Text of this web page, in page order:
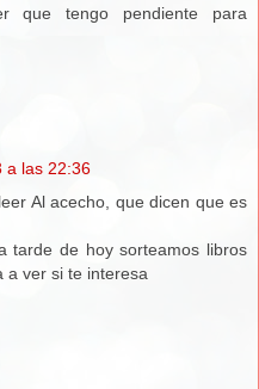
que tengo pendiente para
a las 22:36
Al acecho, que dicen que es
tarde de hoy sorteamos libros
a ver si te interesa